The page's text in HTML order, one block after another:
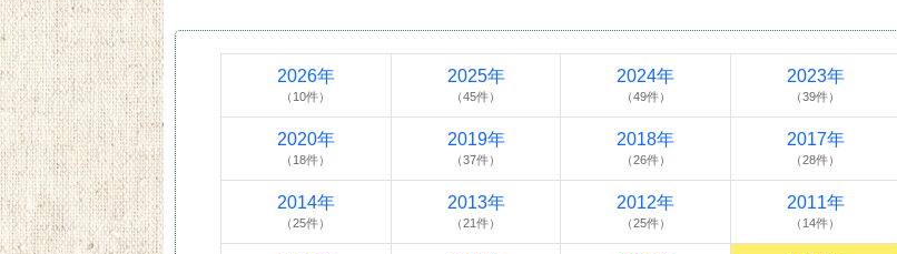
2026年
（10件）
2025年
（45件）
2024年
（49件）
2023年
（39件）
2020年
（18件）
2019年
（37件）
2018年
（26件）
2017年
（28件）
2014年
（25件）
2013年
（21件）
2012年
（25件）
2011年
（14件）